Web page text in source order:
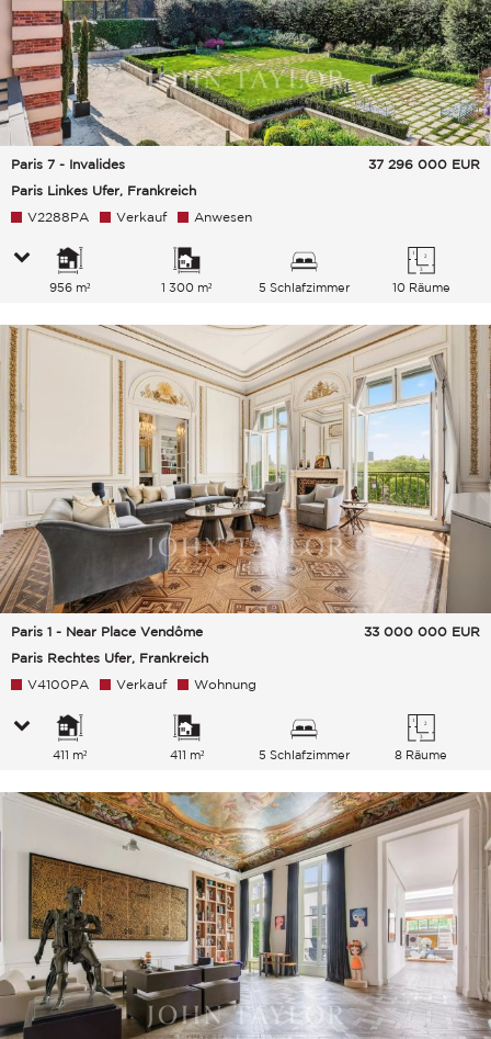
Paris 7 - Invalides
Paris Linkes Ufer, Frankreich
37 296 000 EUR
V2288PA Verkauf Anwesen
956 m² 1 300 m² 5 Schlafzimmer 10 Räume
Paris 1 - Near Place Vendôme
Paris Rechtes Ufer, Frankreich
33 000 000 EUR
V4100PA Verkauf Wohnung
411 m² 411 m² 5 Schlafzimmer 8 Räume